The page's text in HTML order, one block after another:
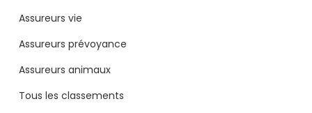
Assureurs vie
Assureurs prévoyance
Assureurs animaux
Tous les classements